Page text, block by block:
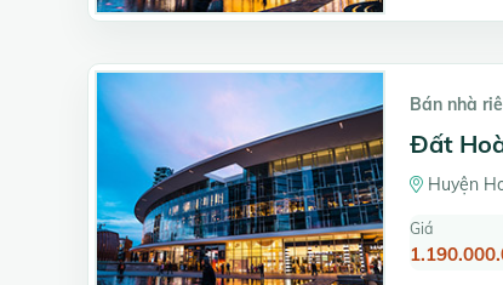
Bán nhà
Đất
Huyện
Giá